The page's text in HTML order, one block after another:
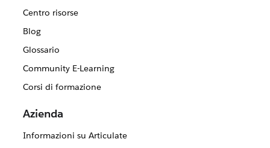
Centro risorse
Blog
Glossario
Community E-Learning
Corsi di formazione
Azienda
Informazioni su Articulate